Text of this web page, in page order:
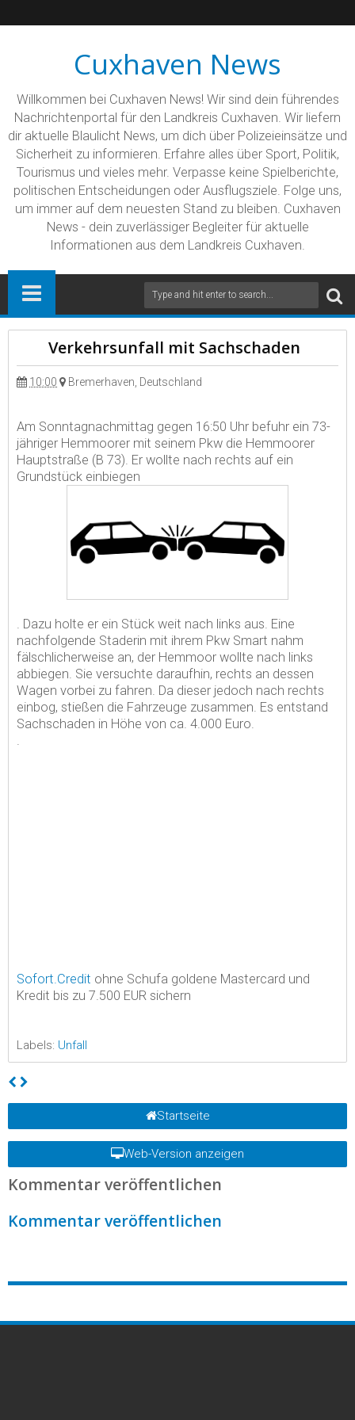
Cuxhaven News
Willkommen bei Cuxhaven News! Wir sind dein führendes
Nachrichtenportal für den Landkreis Cuxhaven. Wir liefern
dir aktuelle Blaulicht News, um dich über Polizeieinsätze und
Sicherheit zu informieren. Erfahre alles über Sport, Politik,
Tourismus und vieles mehr. Verpasse keine Spielberichte,
politischen Entscheidungen oder Ausflugsziele. Folge uns,
um immer auf dem neuesten Stand zu bleiben. Cuxhaven
News - dein zuverlässiger Begleiter für aktuelle
Informationen aus dem Landkreis Cuxhaven.
Verkehrsunfall mit Sachschaden
10:00 Bremerhaven, Deutschland
Am Sonntagnachmittag gegen 16:50 Uhr befuhr ein 73-
jähriger Hemmoorer mit seinem Pkw die Hemmoorer
Hauptstraße (B 73). Er wollte nach rechts auf ein
Grundstück einbiegen
. Dazu holte er ein Stück weit nach links aus. Eine
nachfolgende Staderin mit ihrem Pkw Smart nahm
fälschlicherweise an, der Hemmoor wollte nach links
abbiegen. Sie versuchte daraufhin, rechts an dessen
Wagen vorbei zu fahren. Da dieser jedoch nach rechts
einbog, stießen die Fahrzeuge zusammen. Es entstand
Sachschaden in Höhe von ca. 4.000 Euro.
Sofort.Credit ohne Schufa goldene Mastercard und
Kredit bis zu 7.500 EUR sichern
Labels: Unfall
Startseite
Web-Version anzeigen
Kommentar veröffentlichen
Kommentar veröffentlichen